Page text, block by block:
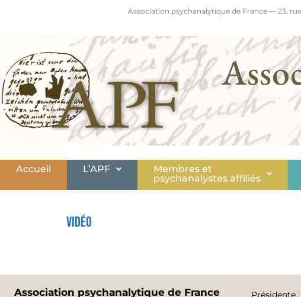
Association psychanalytique de France — 23,
Accueil L’APF
Membres et
psychanalystes affiliés
Vidéo
Association psychanalytique de France
Présidente: